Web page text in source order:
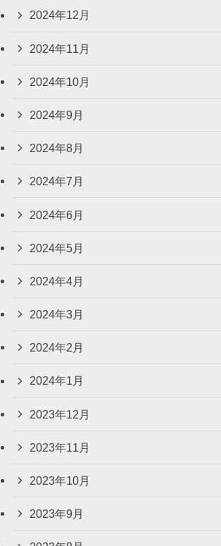
2024年12月
2024年11月
2024年10月
2024年9月
2024年8月
2024年7月
2024年6月
2024年5月
2024年4月
2024年3月
2024年2月
2024年1月
2023年12月
2023年11月
2023年10月
2023年9月